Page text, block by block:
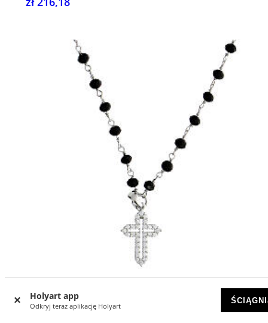
Holyart app
Odkryj teraz aplikację Holyart
Naszyjnik Coloribus, czarne koraliki, krzyż z cyrkoniami,
Benedictus